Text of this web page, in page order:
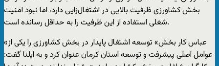
بخش کشاورزی ظرفیت بالایی در اشتغال‌زایی دارد، اما نبود امنیت
شغلی استفاده از این ظرفیت را به حداقل رسانده است.
«عباس کار بخش» توسعه اشتغال پایدار در بخش کشاورزی را یکی از
عوامل اصلی پیشرفت و توسعه استان کرمان عنوان کرد و به ایلنا گفت: